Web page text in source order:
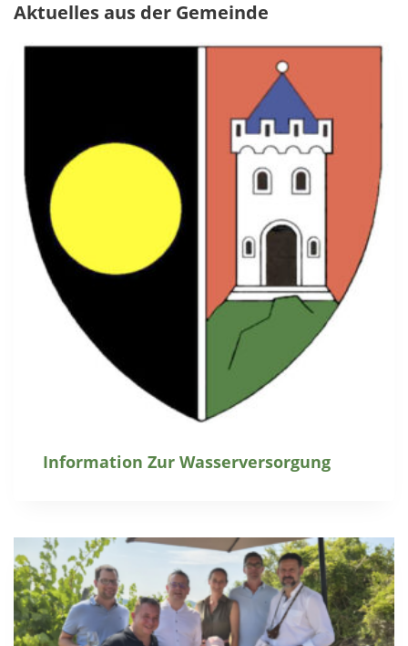
Aktuelles aus der Gemeinde
Information Zur Wasserversorgung